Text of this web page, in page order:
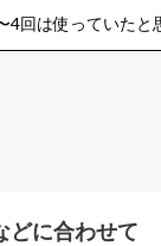
4回は使っていたと
どに合わせて